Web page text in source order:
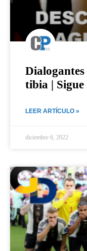
tibia |
LEER ARTÍCULO »
diciembre 6, 2022